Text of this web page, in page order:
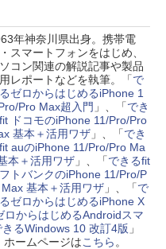
年神奈川県出身。携帯電
スマートフォンをはじめ、
コン関連の解説記事や製品
レポートなどを執筆。「で
ゼロからはじめるiPhone 1
Pro Max超入門 」、「でき
ドコモのiPhone 11/Pro/Pro
基本＋活用ワザ」、「でき
auのiPhone 11/Pro/Pro Ma
本＋活用ワザ」、「できるfit
トバンクのiPhone 11/Pro/P
基本＋活用ワザ」、「で
ゼロからはじめるiPhone X
ロからはじめるAndroidスマ
きるWindows 10 改訂4版 」
ホームページはこちら 。